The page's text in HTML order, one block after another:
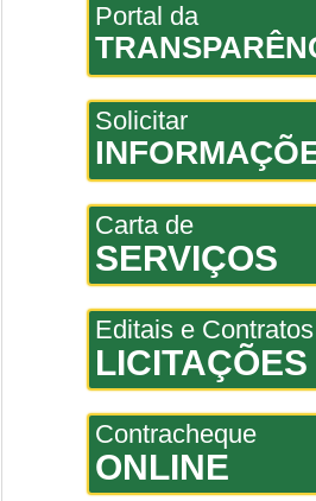
Portal da
Solicitar
Carta de
SERVIÇOS
Editais e
LICITAÇÕES
Contracheque
ONLINE